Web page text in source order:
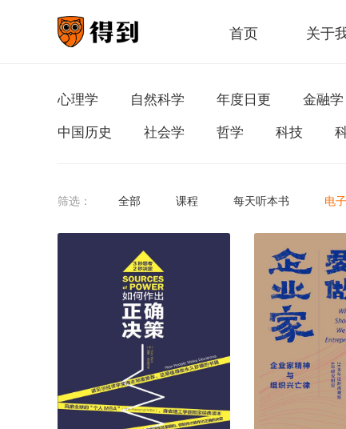
首页 关于
心理学 自然科学 年度日更 金融学
中国历史
社会学 哲学 科技
筛选： 全部 课程 每天听本书 电